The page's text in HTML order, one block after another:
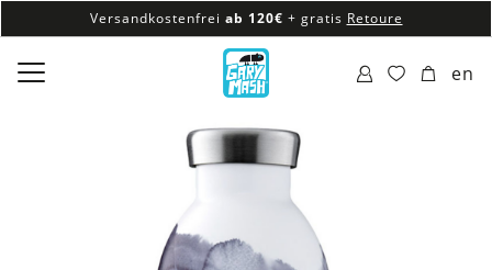
Versandkostenfrei ab 120€ + gratis Retoure
100% veganes & fair produziertes Sortiment
Versandkostenfrei ab 120€
en